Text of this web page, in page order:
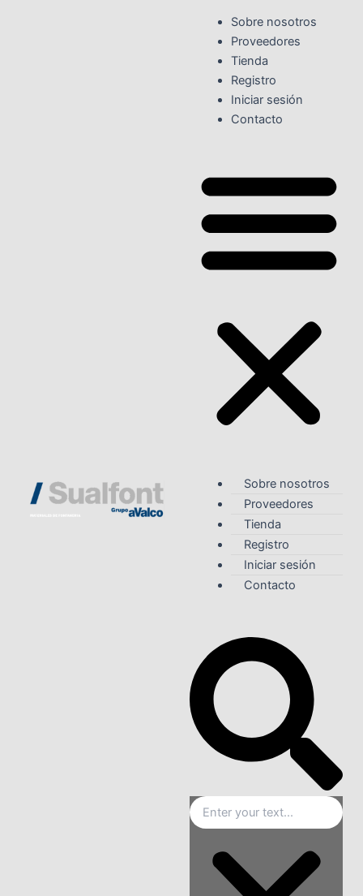
Sobre nosotros
Proveedores
Tienda
Registro
Iniciar sesión
Contacto
Sobre nosotros
Proveedores
Tienda
Registro
Iniciar sesión
Contacto